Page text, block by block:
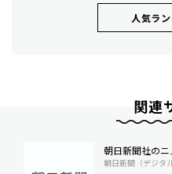
人気ラ
関連
朝日新聞社のニ
朝日新聞（デジタル